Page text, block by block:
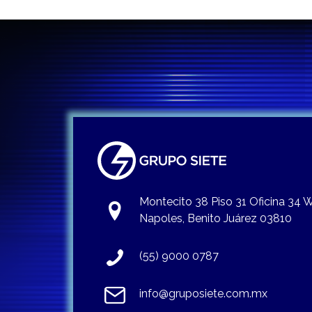
Montecito 38 Piso 31 Oficina 34
Napoles, Benito Juárez 03810
(55) 9000 0787
info@gruposiete.com.mx